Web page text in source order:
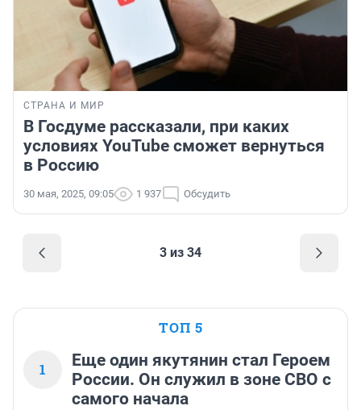
СТРАНА И МИР
В Госдуме рассказали, при каких
условиях YouTube сможет вернуться
в Россию
30 мая, 2025, 09:05 1 937 Обсудить
3 из 34
ТОП 5
1
Еще один якутянин стал Героем
России. Он служил в зоне СВО с
самого начала